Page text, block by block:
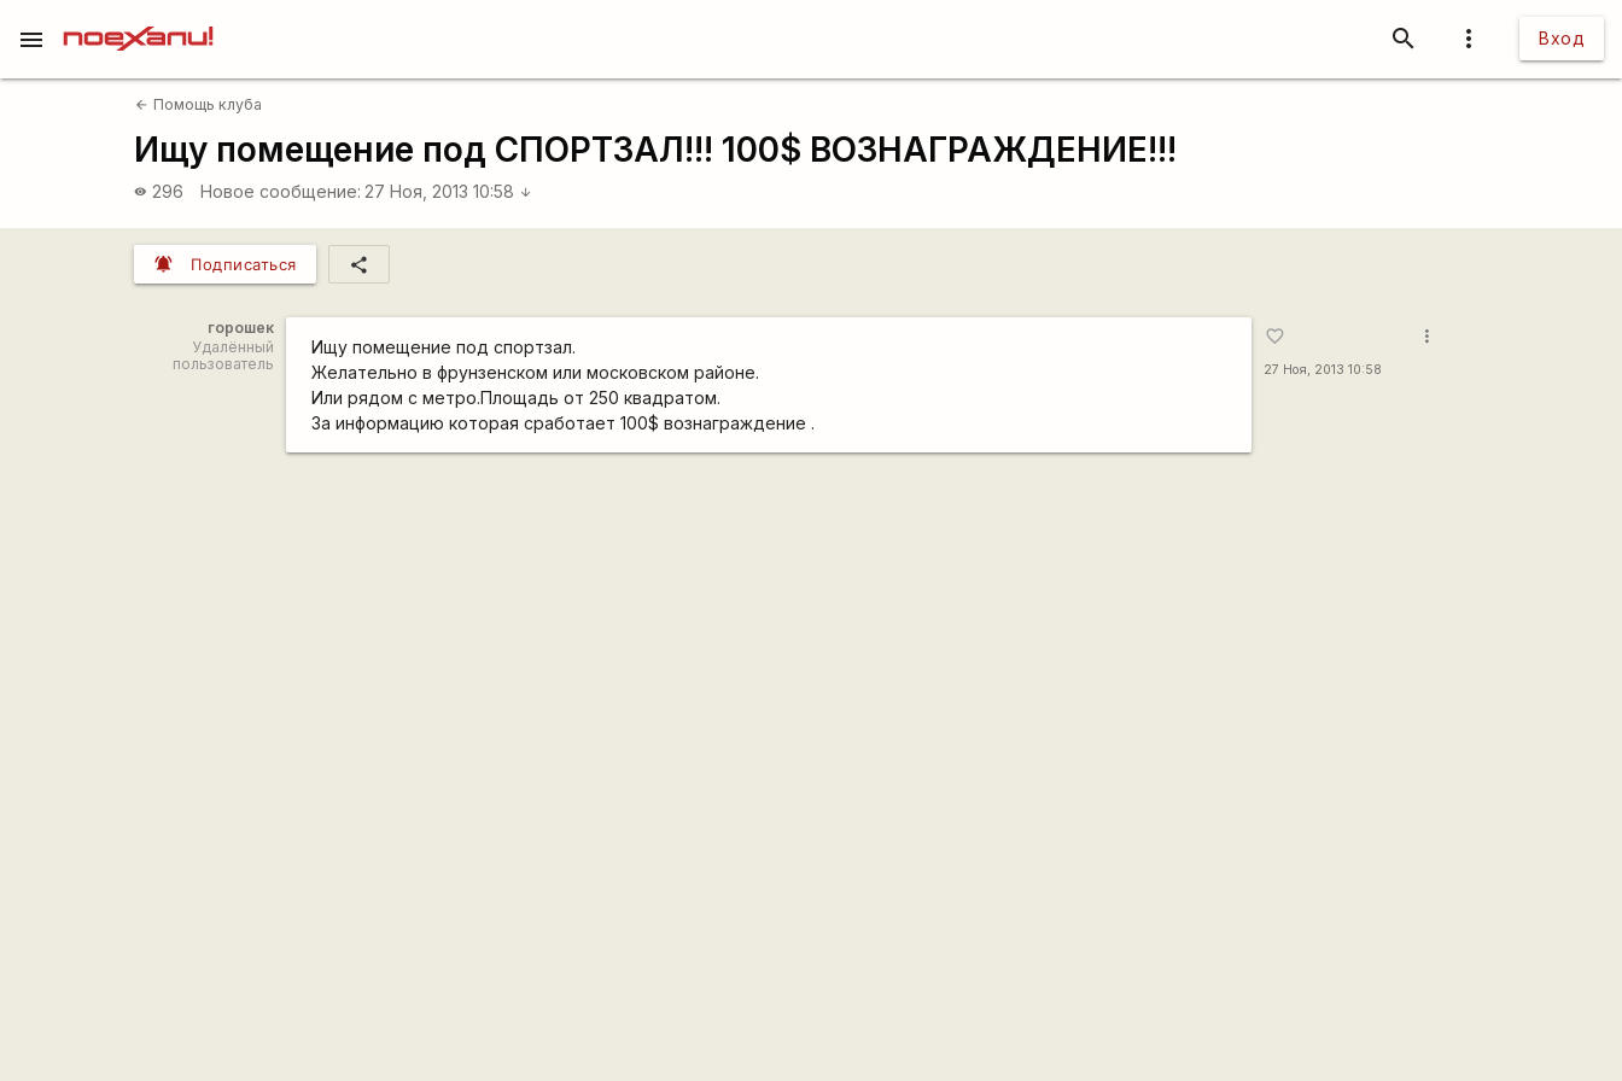
more_vert Вход
search
menu
arrow_back Помощь клуба
Ищу помещение под СПОРТЗАЛ!!! 100$ ВОЗНАГРАЖДЕНИЕ!!!
visibility 296 Новое сообщение: 27 Ноя, 2013 10:58 arrow_downward
notifications_active Подписаться share
горошек
Удалённый
пользователь
Ищу помещение под спортзал.
Желательно в фрунзенском или московском районе.
Или рядом с метро.Площадь от 250 квадратом.
За информацию которая сработает 100$ вознаграждение .
favorite_border
27 Ноя, 2013 10:58
more_vert